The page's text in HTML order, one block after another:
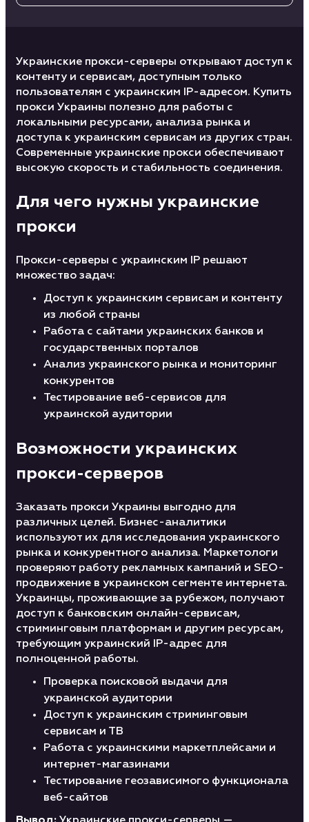
Украинские прокси-серверы открывают доступ к
контенту и сервисам, доступным только
пользователям с украинским IP-адресом. Купить
прокси Украины полезно для работы с
локальными ресурсами, анализа рынка и
доступа к украинским сервисам из других стран.
Современные украинские прокси обеспечивают
высокую скорость и стабильность соединения.
Для чего нужны украинские
прокси
Прокси-серверы с украинским IP решают
множество задач:
Доступ к украинским сервисам и контенту
из любой страны
Работа с сайтами украинских банков и
государственных порталов
Анализ украинского рынка и мониторинг
конкурентов
Тестирование веб-сервисов для
украинской аудитории
Возможности украинских
прокси-серверов
Заказать прокси Украины выгодно для
различных целей. Бизнес-аналитики
используют их для исследования украинского
рынка и конкурентного анализа. Маркетологи
проверяют работу рекламных кампаний и SEO-
продвижение в украинском сегменте интернета.
Украинцы, проживающие за рубежом, получают
доступ к банковским онлайн-сервисам,
стриминговым платформам и другим ресурсам,
требующим украинский IP-адрес для
полноценной работы.
Проверка поисковой выдачи для
украинской аудитории
Доступ к украинским стриминговым
сервисам и ТВ
Работа с украинскими маркетплейсами и
интернет-магазинами
Тестирование геозависимого функционала
веб-сайтов